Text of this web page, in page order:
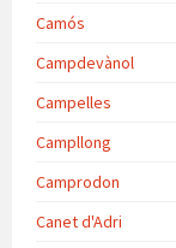
Camós
Campdevànol
Campelles
Campllong
Camprodon
Canet d'Adri